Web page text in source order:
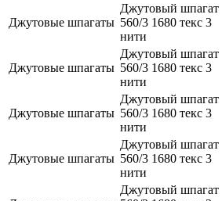
Джутовые шпагаты
Джутовый шпагат
560/3 1680 текс 3
нити
Джутовые шпагаты
Джутовый шпагат
560/3 1680 текс 3
нити
Джутовые шпагаты
Джутовый шпагат
560/3 1680 текс 3
нити
Джутовые шпагаты
Джутовый шпагат
560/3 1680 текс 3
нити
Джутовый шпагат